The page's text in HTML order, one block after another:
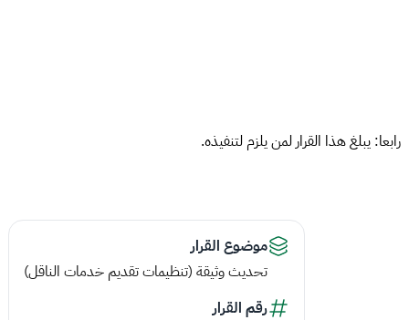
رابعا: يبلغ هذا القرار لمن يلزم لتنفيذه.
موضوع القرار
تحديث وثيقة (تنظيمات تقديم خدمات الناقل)
رقم القرار